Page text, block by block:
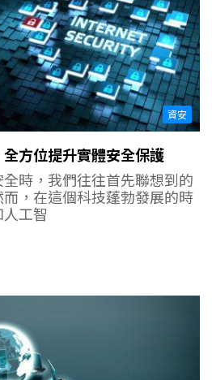
資安
方位提升實體安全保護
時，我們往往首先聯想到的
，在這個科技蓬勃發展的時
工智